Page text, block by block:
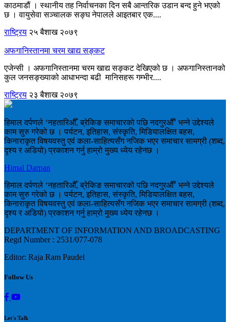
काठमाडौं । स्थानीय तह निर्वाचनका दिन सबै आन्तरिक उडान बन्द हुने भएको
छ । वायुसेवा सञ्चालक सङ्घ नेपालले आइतबार एक....
राष्ट्रिय २५ बैशाख २०७९
अफगानिस्तानमा चरम खाद्य सङ्कट
एजेन्सी । अफगानिस्तानमा चरम खाद्य सङ्कट देखिएको छ । अफगानिस्तानको
कुल जनसङ्ख्याको आधाभन्दा बढी मानिसहरू गम्भीर....
राष्ट्रिय २३ बैशाख २०७९
हिमाल दर्पणले ‘नहतारिऔँ, ब्रेकिङ समाचारको पछि नदगुरऔँ’ भन्ने उद्देश्यले
काम सुरु गरेको छ । पर्यटन, इतिहास, संस्कृति, मिडियालक्षित बहस,
किनाराकृत विषयवस्तु एवं कला-साहित्यसँग नजिक भएर समाचार सामग्री (शब्द,
दृश्य र अडियो) प्रकाशन गर्नु हाम्रो मुख्य ध्येय रहेनछ ।
Himal Darpan
हिमाल दर्पणले ‘नहतारिऔँ, ब्रेकिङ समाचारको पछि नदगुरऔँ’ भन्ने उद्देश्यले
काम सुरु गरेको छ । पर्यटन, इतिहास, संस्कृति, मिडियालक्षित बहस,
किनाराकृत विषयवस्तु एवं कला-साहित्यसँग नजिक भएर समाचार सामग्री (शब्द,
दृश्य र अडियो) प्रकाशन गर्नु हाम्रो मुख्य ध्येय रहेनछ ।
DEPARTMENT OF INFORMATION AND BROADCASTING
Regd Number : 2531/077-078
Editor: Raja Ram Paudel
Follow Us
Let's Talk